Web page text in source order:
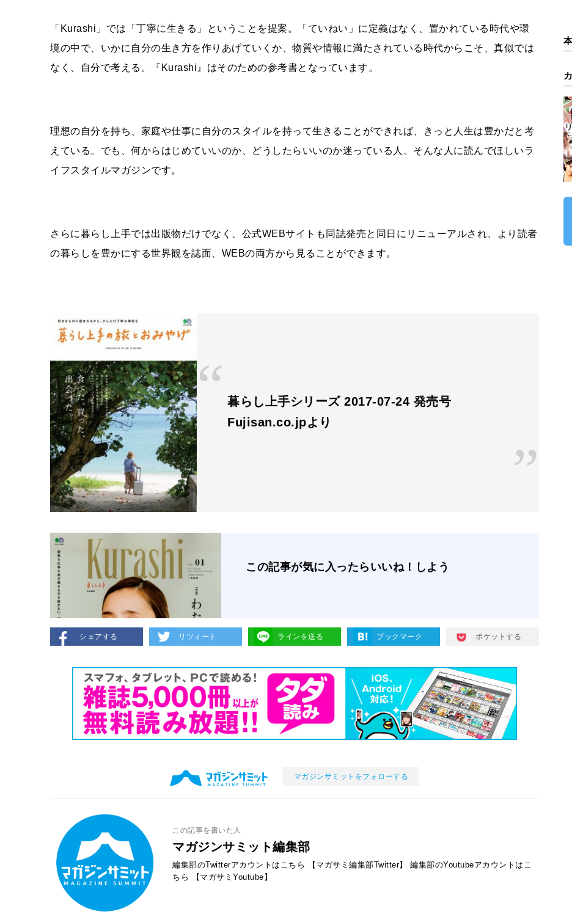
「 Kurashi 」では「丁寧に生きる」ということを提案。
「ていねい」に定義はなく、置かれている時代や環
境の中で、いかに自分の生き方を作りあげていくか、物質や情報に満たされている時代からこそ、真似では
なく、自分で考える。
『Kurashi』はそのための参考書となっています。
理想の自分を持ち、家庭や仕事に自分のスタイルを持って生きることができれば、きっと人生は豊かだと考
えている。でも、何からはじめていいのか、どうしたらいいのか迷っている人。そんな人に読んでほしいラ
イフスタイルマガジンです。
さらに暮らし上手では出版物だけでなく、公式WEBサイトも同誌発売と同日にリニューアルされ、より読者
の暮らしを豊かにする世界観を誌面、 WEBの両方から見ることができます。
暮らし上手シリーズ 2017-07-24 発売号
Fujisan.co.jpより
この記事が気に入ったらいいね！しよう
シェアする リツィート ラインを送る ブックマーク ポケットする
マガジンサミットをフォローする
この記事を書いた人
マガジンサミット編集部
編集部のTwitterアカウントはこちら 【マガサミ編集部Twitter】
編集部のYoutubeアカウントはこ
ちら
【マガサミYoutube】